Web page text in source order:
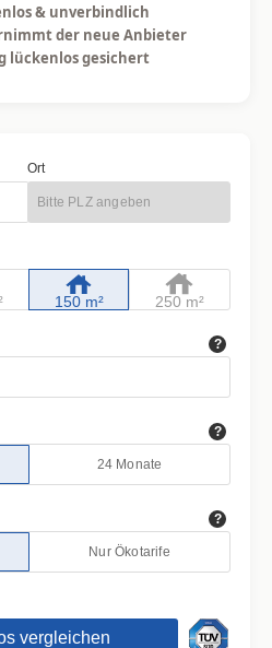
& unverbindlich
der neue Anbieter
lückenlos gesichert